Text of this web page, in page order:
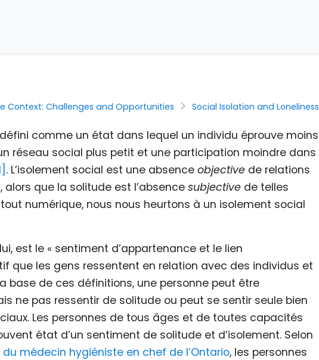
Context: Challenges and Opportunities Social Isolation and Loneliness
comme un état dans lequel un individu éprouve moins
réseau social plus petit et une participation moindre dans
. L’isolement social est une absence objective de relations
que la solitude est l’absence subjective de telles
tout numérique, nous nous heurtons à un isolement social
est le « sentiment d’appartenance et le lien
que les gens ressentent en relation avec des individus et
base de ces définitions, une personne peut être
ne pas ressentir de solitude ou peut se sentir seule bien
Les personnes de tous âges et de toutes capacités
état d’un sentiment de solitude et d’isolement. Selon
du médecin hygiéniste en chef de l’Ontario, les personnes